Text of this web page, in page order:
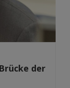
der